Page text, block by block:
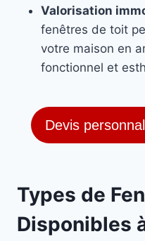
Valorisation
fenêtres de toit
votre maison en
fonctionnel et
Devis
Types de
Disponibles